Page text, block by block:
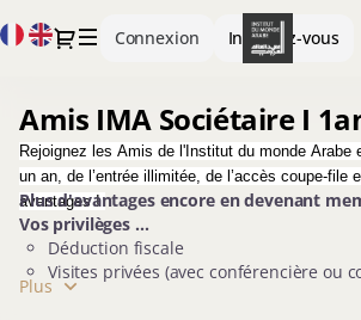
Langue
Dialogue
Connexion Inscrivez-vous
du
IMA
Sociétaire
1an]
Institut
du
Amis
IMA
Sociétaire
I
1an
Amis IMA Sociétaire I
Rejoignez les Amis de l'Institut du monde Arabe
un an, de l’entrée illimitée, de l’accès coupe-file
avantages !
Plus d'avantages encore en devenant
Vos privilèges ...
Déduction fiscale
Visites privées (avec conférencière ou
d'exposition) dans / hors les murs
Plus